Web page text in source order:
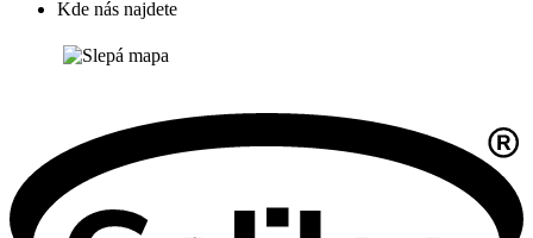
Kde nás najdete